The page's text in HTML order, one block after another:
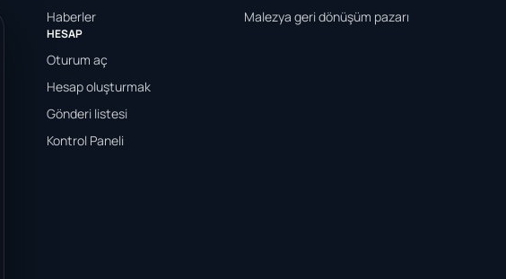
Haberler
Malezya geri dönüşüm pazarı
HESAP
Oturum aç
Hesap oluşturmak
Gönderi listesi
Kontrol Paneli